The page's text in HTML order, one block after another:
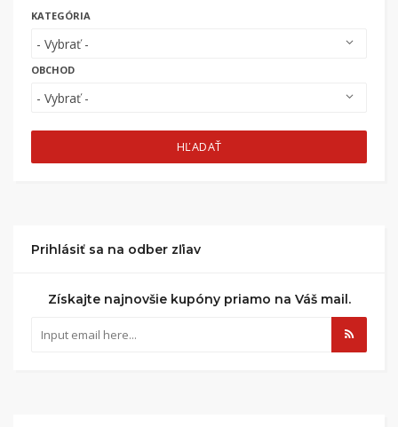
KATEGÓRIA
OBCHOD
HĽADAŤ
Prihlásiť sa na odber zľiav
Získajte najnovšie kupóny priamo na Váš mail.